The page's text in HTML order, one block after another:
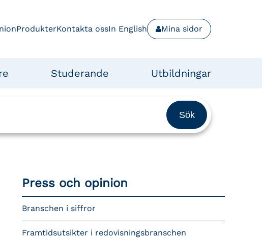
ProdukterKontakta ossIn English Mina sidor
Studerande Utbildningar
Press och opinion
Branschen i siffror
Framtidsutsikter i redovisningsbranschen